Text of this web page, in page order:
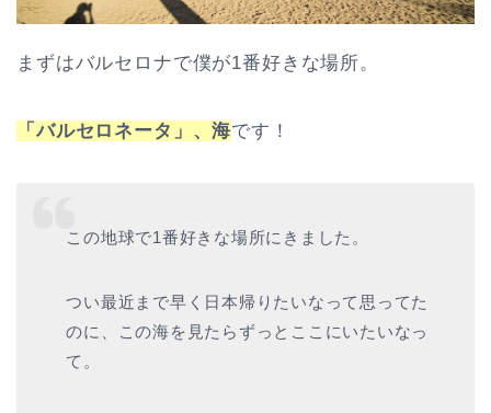
まずはバルセロナで僕が1番好きな場所。
「バルセロネータ」、海です！
この地球で1番好きな場所にきました。
つい最近まで早く日本帰りたいなって思ってた
のに、この海を見たらずっとここにいたいなっ
て。